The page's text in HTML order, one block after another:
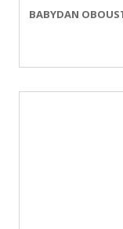
BABYDAN